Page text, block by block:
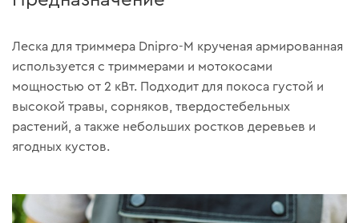
Леска для триммера Dnipro-M крученая армированная
используется с триммерами и мотокосами
мощностью от 2 кВт. Подходит для покоса густой и
высокой травы, сорняков, твердостебельных
растений, а также небольших ростков деревьев и
ягодных кустов.